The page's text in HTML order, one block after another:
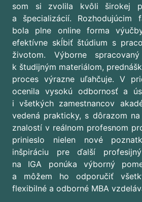
som si zvolila kvôli širokej
a špecializácií. Rozhodujúcim
bola plne online forma
efektívne skĺbiť štúdium s
životom. Výborne
k študijným materiálom,
proces výrazne uľahčuje. V
ocenila vysokú odbornosť a
i všetkých zamestnancov
vedená prakticky, s dôrazom
znalostí v reálnom profesnom
prinieslo nielen nové
inšpiráciu pre ďalší
na IGA ponúka výborný
a môžem ho odporučiť
flexibilné a odborné MBA